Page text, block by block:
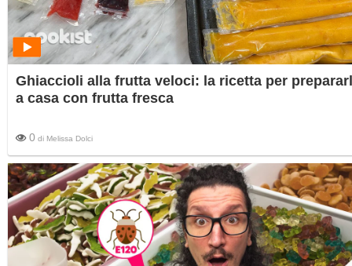
Ghiaccioli alla frutta veloci: la ricetta per
a casa con frutta fresca
0 di Melissa Dolci